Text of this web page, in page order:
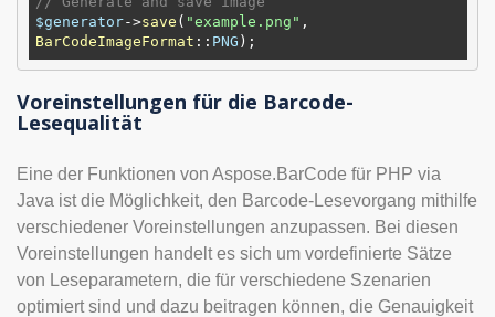
$generator->save ( "example.png"
BarCodeImageFormat :: PNG
Voreinstellungen für die Barcode-
Lesequalität
Eine der Funktionen von Aspose.BarCode für PHP via
Java ist die Möglichkeit, den Barcode-Lesevorgang mithilfe
verschiedener Voreinstellungen anzupassen. Bei diesen
Voreinstellungen handelt es sich um vordefinierte Sätze
von Leseparametern, die für verschiedene Szenarien
optimiert sind und dazu beitragen können, die Genauigkeit